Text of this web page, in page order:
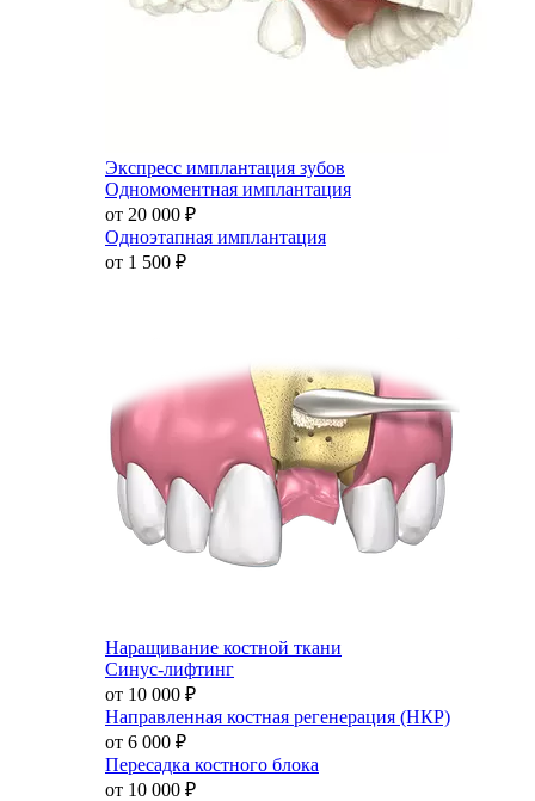
Экспресс имплантация зубов
Одномоментная имплантация
от 20 000 ₽
Одноэтапная имплантация
от 1 500 ₽
Наращивание костной ткани
Синус-лифтинг
от 10 000 ₽
Направленная костная регенерация (НКР)
от 6 000 ₽
Пересадка костного блока
от 10 000 ₽